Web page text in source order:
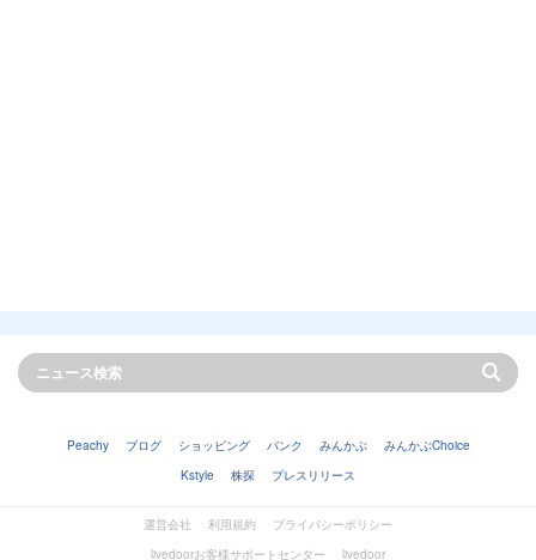
Peachy ブログ ショッピング バンク みんかぶ
みんかぶChoice
Kstyle
株探 プレスリリース
運営会社 利用規約
プライバシーポリシー
livedoorお客様サポートセンター
livedoor